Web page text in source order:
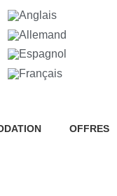
OFFRES
cookies relatifs à
des publicités